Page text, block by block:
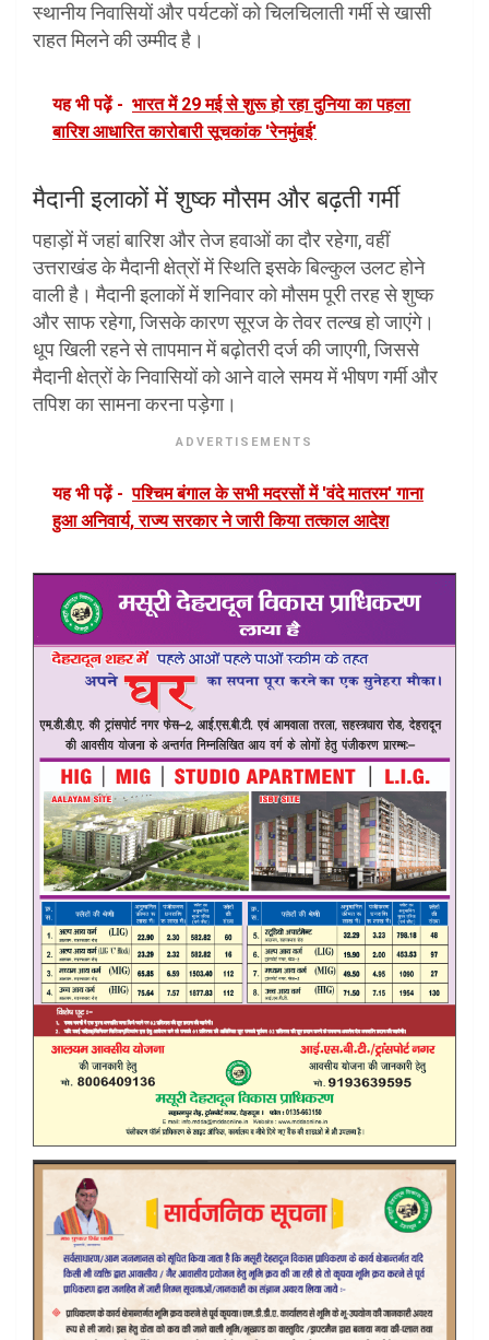
स्थानीय निवासियों और पर्यटकों को चिलचिलाती गर्मी से खासी
राहत मिलने की उम्मीद है।
यह भी पढ़ें - भारत में 29 मई से शुरू हो रहा दुनिया का पहला
बारिश आधारित कारोबारी सूचकांक 'रेनमुंबई'
मैदानी इलाकों में शुष्क मौसम और बढ़ती गर्मी
पहाड़ों में जहां बारिश और तेज हवाओं का दौर रहेगा, वहीं
उत्तराखंड के मैदानी क्षेत्रों में स्थिति इसके बिल्कुल उलट होने
वाली है। मैदानी इलाकों में शनिवार को मौसम पूरी तरह से शुष्क
और साफ रहेगा, जिसके कारण सूरज के तेवर तल्ख हो जाएंगे।
धूप खिली रहने से तापमान में बढ़ोतरी दर्ज की जाएगी, जिससे
मैदानी क्षेत्रों के निवासियों को आने वाले समय में भीषण गर्मी और
तपिश का सामना करना पड़ेगा।
ADVERTISEMENTS
यह भी पढ़ें - पश्चिम बंगाल के सभी मदरसों में 'वंदे मातरम' गाना
हुआ अनिवार्य, राज्य सरकार ने जारी किया तत्काल आदेश